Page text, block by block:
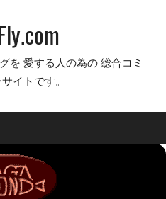
を 愛する人の為の 総合コミ
イトです。